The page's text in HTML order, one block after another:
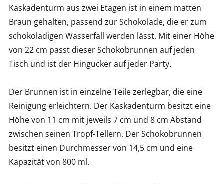
Kaskadenturm aus zwei Etagen ist in einem matten
Braun gehalten, passend zur Schokolade, die er zum
schokoladigen Wasserfall werden lässt. Mit einer Höhe
von 22 cm passt dieser Schokobrunnen auf jeden
Tisch und ist der Hingucker auf jeder Party.
Der Brunnen ist in einzelne Teile zerlegbar, die eine
Reinigung erleichtern. Der Kaskadenturm besitzt eine
Höhe von 11 cm mit jeweils 7 cm und 8 cm Abstand
zwischen seinen Tropf-Tellern. Der Schokobrunnen
besitzt einen Durchmesser von 14,5 cm und eine
Kapazität von 800 ml.